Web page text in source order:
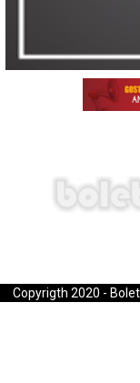
Copyrigth 2020 -